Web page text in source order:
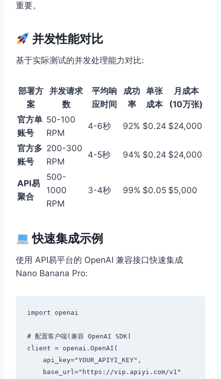
重要。
并发性能对比
基于实际测试的并发处理能力对比:
部署方
案
并发请求
数
平均响
应时间
成功
率
单张
成本
月成本
(10万张)
官方单
账号
50-100
RPM
4-6秒 92% $0.24 $24,000
官方多
账号
200-300
RPM
4-5秒 94% $0.24 $24,000
API易
聚合
500-
1000
RPM
3-4秒 99% $0.05 $5,000
快速集成示例
使用 API易平台的 OpenAI 兼容接口快速集成
Nano Banana Pro:
import openai
# 配置客户端(兼容 OpenAI SDK)
client = openai.OpenAI(